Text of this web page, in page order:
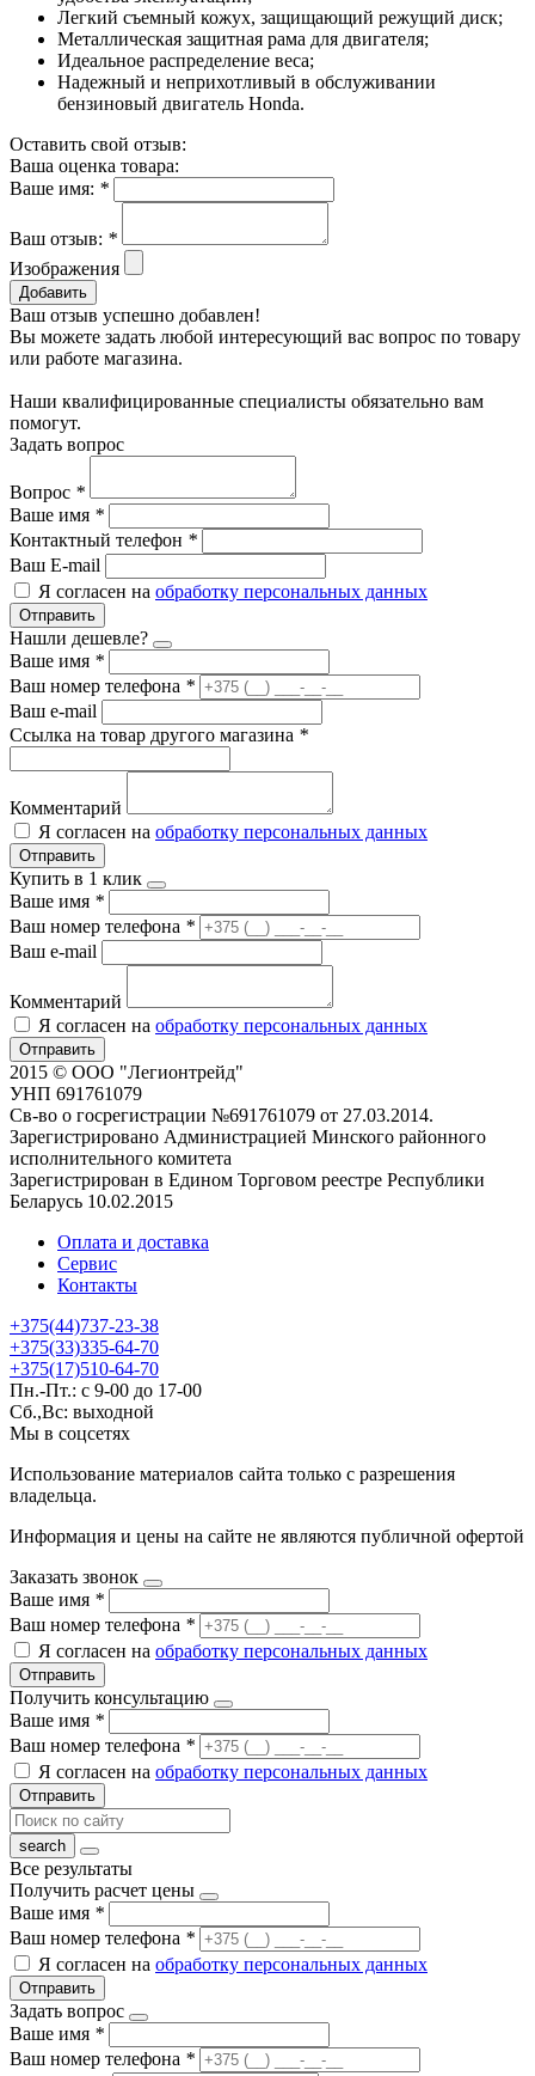
Легкий съемный кожух, защищающий режущий диск;
Металлическая защитная рама для двигателя;
Идеальное распределение веса;
Надежный и неприхотливый в обслуживании
бензиновый двигатель Honda.
Оставить свой отзыв:
Ваша оценка товара:
Ваше имя: *
Ваш отзыв: *
Изображения
Добавить
Ваш отзыв успешно добавлен!
Вы можете задать любой интересующий вас вопрос по товару
или работе магазина.
Наши квалифицированные специалисты обязательно вам
помогут.
Задать вопрос
Вопрос *
Ваше имя *
Контактный телефон *
Ваш E-mail
Я согласен на обработку персональных данных
Отправить
Нашли дешевле?
Ваше имя *
Ваш номер телефона *
Ваш e-mail
Ссылка на товар другого магазина *
Комментарий
Я согласен на обработку персональных данных
Отправить
Купить в 1 клик
Ваше имя *
Ваш номер телефона *
Ваш e-mail
Комментарий
Я согласен на обработку персональных данных
Отправить
2015 © ООО "Легионтрейд"
УНП 691761079
Св-во о госрегистрации №691761079 от 27.03.2014.
Зарегистрировано Администрацией Минского районного
исполнительного комитета
Зарегистрирован в Едином Торговом реестре Республики
Беларусь 10.02.2015
Оплата и доставка
Сервис
Контакты
+375(44)737-23-38
+375(33)335-64-70
+375(17)510-64-70
Пн.-Пт.: с 9-00 до 17-00
Сб.,Вс: выходной
Мы в соцсетях
Использование материалов сайта только с разрешения
владельца.
Информация и цены на сайте не являются публичной офертой
Заказать звонок
Ваше имя *
Ваш номер телефона *
Я согласен на обработку персональных данных
Отправить
Получить консультацию
Ваше имя *
Ваш номер телефона *
Я согласен на обработку персональных данных
Отправить
Все результаты
Получить расчет цены
Ваше имя *
Ваш номер телефона *
Я согласен на обработку персональных данных
Отправить
Задать вопрос
Ваше имя *
Ваш номер телефона *